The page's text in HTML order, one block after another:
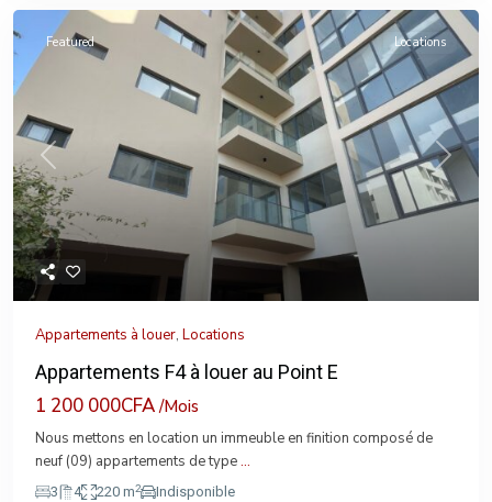
Previous Next
Featured Locations
Appartements à louer, Locations
Appartements F4 à louer au Point E
1 200 000CFA/Mois
Nous mettons en location un immeuble en finition composé de
neuf (09) appartements de type...
3 4 220 m2 Indisponible